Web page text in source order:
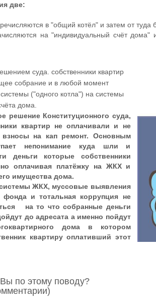
две:
в "общий котёл" и затем от
на "индивидуальный счёт
суда. собственники квартир
собрание и в любой момент
("одного котла") на системы
дома.
решение Конституционного суда,
квартир не оплачивали и не
взносы на кап ремонт. Основным
непонимание куда шли и
деньги которые собственники
оплачивая платёжку на ЖКХ и
имущества дома.
ЖКХ, муссовые выявления
фонда и тотальная коррупция не
на то что собранные деньги
до адресата а именно пойдут
дома в котором
квартиру оплативший этот
по этому поводу?